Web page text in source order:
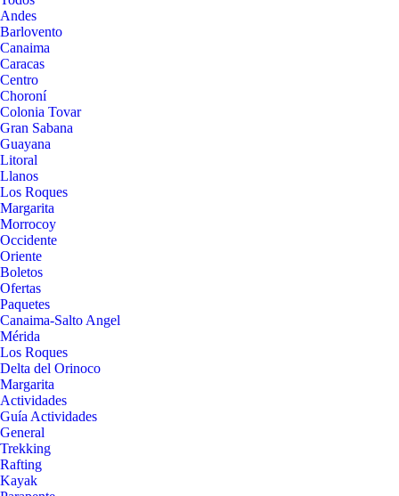
Andes
Barlovento
Canaima
Caracas
Centro
Choroní
Colonia Tovar
Gran Sabana
Guayana
Litoral
Llanos
Los Roques
Margarita
Morrocoy
Occidente
Oriente
Boletos
Ofertas
Paquetes
Canaima-Salto Angel
Mérida
Los Roques
Delta del Orinoco
Margarita
Actividades
Guía Actividades
General
Trekking
Rafting
Kayak